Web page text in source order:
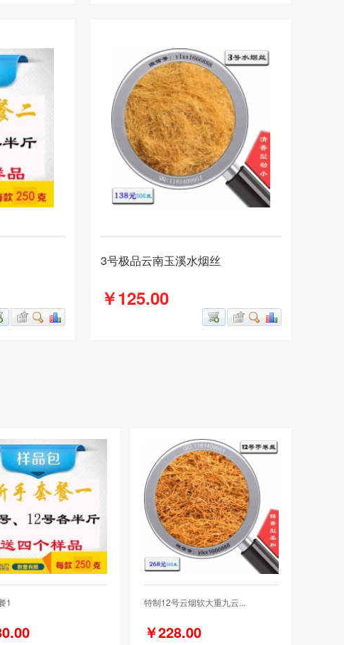
3号极品云南玉溪水烟丝
￥125.00
1 特制12号云烟软大重九云...
￥228.00